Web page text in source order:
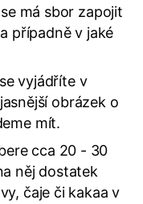
má sbor zapojit
případně v jaké
vyjádříte v
obrázek o
mít.
cca 20 - 30
něj dostatek
čaje či kakaa v